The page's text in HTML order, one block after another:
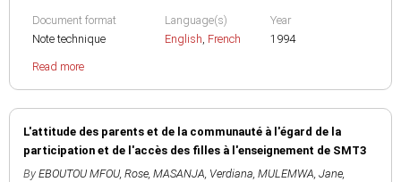
Document format
Note technique
Language(s)
English, French
Year
1994
Read more
L'attitude des parents et de la communauté à l'égard de la
participation et de l'accès des filles à l'enseignement de SMT3
By EBOUTOU MFOU, Rose, MASANJA, Verdiana, MULEMWA, Jane,